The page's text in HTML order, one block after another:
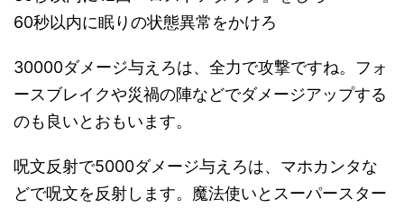
60秒以内に眠りの状態異常をかけろ
30000ダメージ与えろは、全力で攻撃ですね。フォ
ースブレイクや災禍の陣などでダメージアップする
のも良いとおもいます。
呪文反射で5000ダメージ与えろは、マホカンタな
どで呪文を反射します。魔法使いとスーパースター